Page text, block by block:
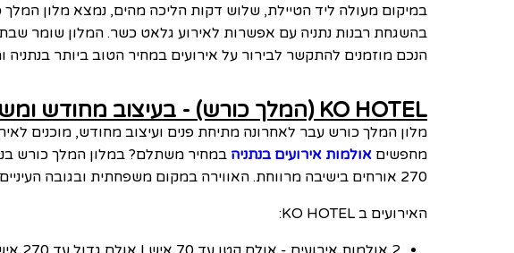
במיקום מעולה ליד הטיילת, שלוש דקות הליכה מהים, נמצא מלון המלך
בהשגחת רבנות נתניה עם אפשרות לאירוע גלאט כשר. המלון שומר שבת
הנכם מוזמנים להתקשר לבירור על אירועים במחיר הטוב ביותר בנתניה
KO HOTEL (המלך כורש) - בעיצוב מחודש ומשודרג
מלון המלך כורש עבר לאחרונה מתיחת פנים ועיצוב מחודש, מוכנים לאירוח
מחפשים אולמות אירועים בנתניה
270 אורחים בישיבה מרווחת. האווירה במקום משפחתית ובגובה העיניים, צוות המקום שירותי מאוד.
האירועים ב KO HOTEL: